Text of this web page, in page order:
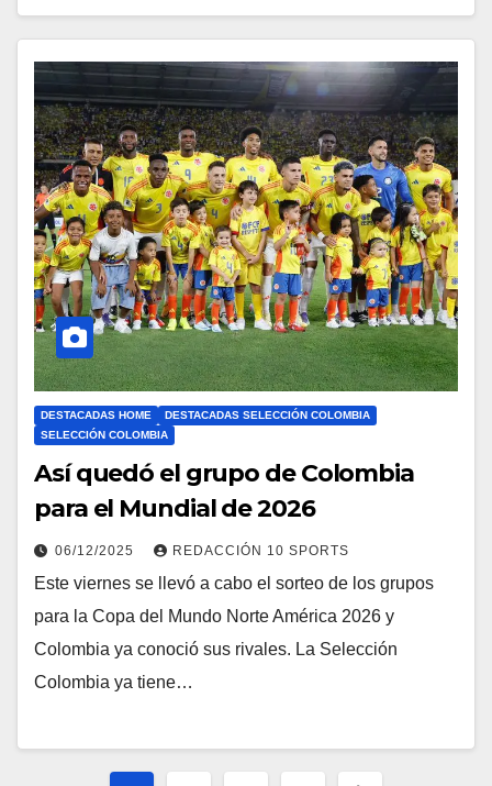
DESTACADAS HOME
DESTACADAS SELECCIÓN COLOMBIA
SELECCIÓN COLOMBIA
Así quedó el grupo de Colombia
para el Mundial de 2026
06/12/2025 REDACCIÓN 10 SPORTS
Este viernes se llevó a cabo el sorteo de los grupos
para la Copa del Mundo Norte América 2026 y
Colombia ya conoció sus rivales. La Selección
Colombia ya tiene…